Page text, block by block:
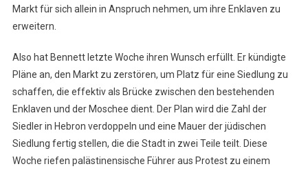
Markt für sich allein in Anspruch nehmen, um ihre Enklaven zu
erweitern.
Also hat Bennett letzte Woche ihren Wunsch erfüllt. Er kündigte
Pläne an, den Markt zu zerstören, um Platz für eine Siedlung zu
schaffen, die effektiv als Brücke zwischen den bestehenden
Enklaven und der Moschee dient. Der Plan wird die Zahl der
Siedler in Hebron verdoppeln und eine Mauer der jüdischen
Siedlung fertig stellen, die die Stadt in zwei Teile teilt. Diese
Woche riefen palästinensische Führer aus Protest zu einem